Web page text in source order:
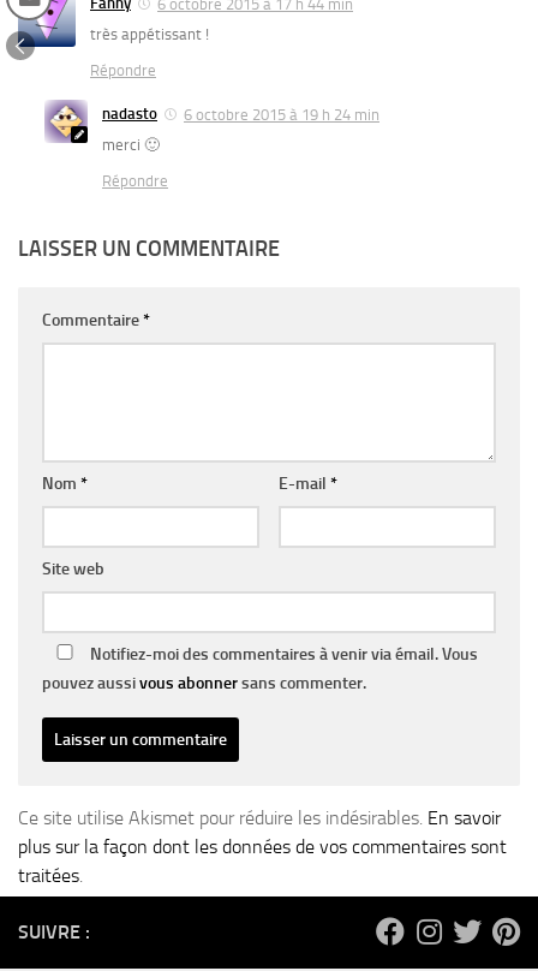
6 octobre 2015 à 17 h 44 min
très appétissant !
Répondre
nadasto
6 octobre 2015 à 19 h 24 min
merci 🙂
Répondre
LAISSER UN COMMENTAIRE
Commentaire*
Nom * E-mail *
Site web
Notifiez-moi des commentaires à venir via émail. Vous
pouvez aussivous abonnersans commenter.
Ce site utilise Akismet pour réduire les indésirables. En savoir
plus sur la façon dont les données de vos commentaires sont
traitées.
SUIVRE :